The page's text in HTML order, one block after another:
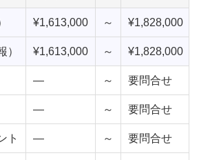
¥1,613,000 ～ ¥1,828,000
） ¥1,613,000 ～ ¥1,828,000
— ～ 要問合せ
— ～ 要問合せ
ト — ～ 要問合せ